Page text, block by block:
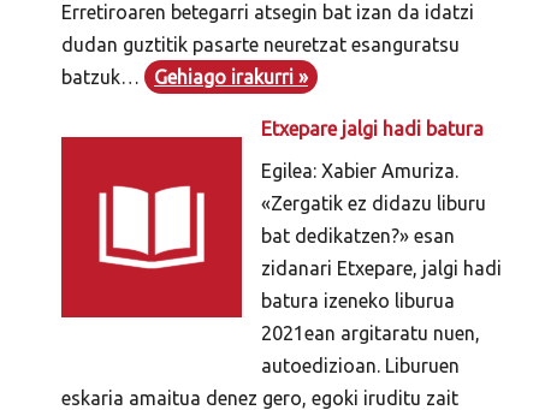
Erretiroaren betegarri atsegin bat izan da idatzi
dudan guztitik pasarte neuretzat esanguratsu
batzuk…
Gehiago irakurri »
Etxepare jalgi hadi batura
Egilea: Xabier Amuriza.
«Zergatik ez didazu liburu
bat dedikatzen?» esan
zidanari Etxepare, jalgi hadi
batura izeneko liburua
2021ean argitaratu nuen,
autoedizioan. Liburuen
eskaria amaitua denez gero, egoki iruditu zait